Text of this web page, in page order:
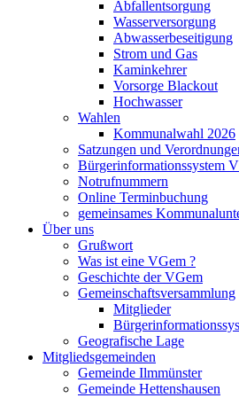
Abfallentsorgung
Wasserversorgung
Abwasserbeseitigung
Strom und Gas
Kaminkehrer
Vorsorge Blackout
Hochwasser
Wahlen
Kommunalwahl 2026
Satzungen und
Bürgerinformationssystem
Notrufnummern
Online Terminbuchung
gemeinsames
Über uns
Grußwort
Was ist eine VGem ?
Geschichte der VGem
Gemeinschaftsversammlung
Mitglieder
Geografische Lage
Mitgliedsgemeinden
Gemeinde Ilmmünster
Gemeinde Hettenshausen